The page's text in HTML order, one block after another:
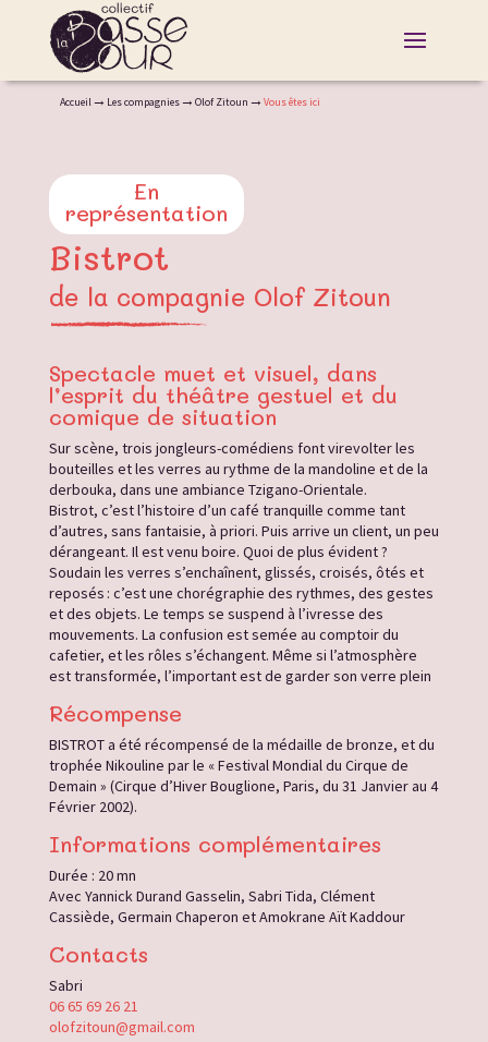
Accueil Les compagnies Olof Zitoun Vous êtes ici
En
représentation
Bistrot
de la compagnie Olof Zitoun
Spectacle muet et visuel, dans
l’esprit du théâtre gestuel et du
comique de situation
Sur scène, trois jongleurs-comédiens font virevolter les
bouteilles et les verres au rythme de la mandoline et de la
derbouka, dans une ambiance Tzigano-Orientale.
Bistrot, c’est l’histoire d’un café tranquille comme tant
d’autres, sans fantaisie, à priori. Puis arrive un client, un peu
dérangeant. Il est venu boire. Quoi de plus évident ?
Soudain les verres s’enchaînent, glissés, croisés, ôtés et
reposés : c’est une chorégraphie des rythmes, des gestes
et des objets. Le temps se suspend à l’ivresse des
mouvements. La confusion est semée au comptoir du
cafetier, et les rôles s’échangent. Même si l’atmosphère
est transformée, l’important est de garder son verre plein
Récompense
BISTROT a été récompensé de la médaille de bronze, et du
trophée Nikouline par le « Festival Mondial du Cirque de
Demain » (Cirque d’Hiver Bouglione, Paris, du 31 Janvier au 4
Février 2002).
Informations complémentaires
Durée : 20 mn
Avec Yannick Durand Gasselin, Sabri Tida, Clément
Cassiède, Germain Chaperon et Amokrane Aït Kaddour
Contacts
Sabri
06 65 69 26 21
olofzitoun@gmail.com